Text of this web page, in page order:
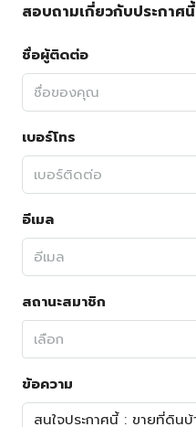
สอบถามเกี่ยวกับประกาศนี้
ชื่อผู้ติดต่อ
เบอร์โทร
อีเมล
สถานะสมาชิก
เลือก
ข้อความ